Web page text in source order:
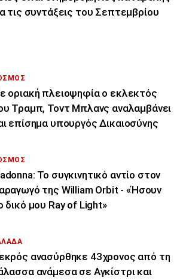
τις συντάξεις του Σεπτεμβρίου
οριακή πλειοψηφία ο εκλεκτός
Τραμπ, Τοντ Μπλανς αναλαμβάνει
επίσημα υπουργός Δικαιοσύνης
Το συγκινητικό αντίο στον
της William Orbit - «Ήσουν
δικό μου Ray of Light»
ανασύρθηκε 43χρονος από τη
ανάμεσα σε Αγκίστρι και